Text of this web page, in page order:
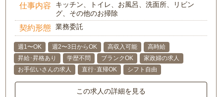
仕事内容
キッチン、トイレ、お風呂、洗面所、リビン
グ、その他のお掃除
契約形態 業務委託
週1〜OK 週2〜3日からOK 高収入可能
高時給
昇給･昇格あり
学歴不問 ブランクOK
家政婦の求人
お手伝いさんの求人
直行･直帰OK シフト自由
この求人の詳細を見る